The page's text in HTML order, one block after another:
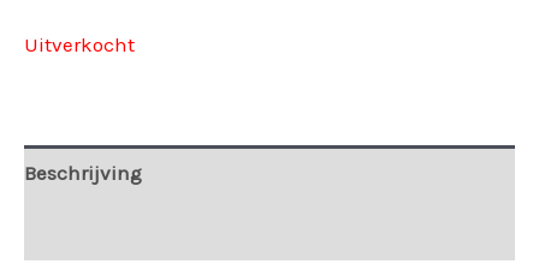
Uitverkocht
Beschrijving